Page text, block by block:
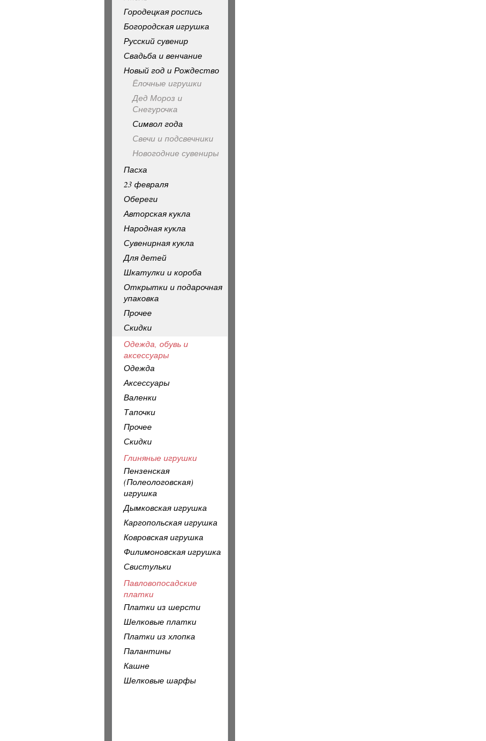
Городецкая роспись
Богородская игрушка
Русский сувенир
Свадьба и венчание
Новый год и Рождество
Ёлочные игрушки
Дед Мороз и
Снегурочка
Символ года
Свечи и подсвечники
Новогодние сувениры
Пасха
23 февраля
Обереги
Авторская кукла
Народная кукла
Сувенирная кукла
Для детей
Шкатулки и короба
Открытки и подарочная
упаковка
Прочее
Скидки
Одежда, обувь и
аксессуары
Одежда
Аксессуары
Валенки
Тапочки
Прочее
Скидки
Глиняные игрушки
Пензенская
(Полеологовская)
игрушка
Дымковская игрушка
Каргопольская игрушка
Ковровская игрушка
Филимоновская игрушка
Свистульки
Павловопосадские
платки
Платки из шерсти
Шелковые платки
Платки из хлопка
Палантины
Кашне
Шелковые шарфы